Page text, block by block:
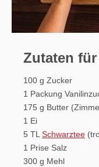
Zutaten
100 g Zucker
1 Packung
175 g Butter
1 Ei
5 TLSchwarztee
1 Prise Salz
300 g Mehl